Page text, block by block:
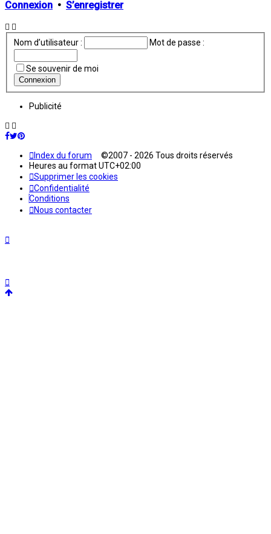
Connexion • S’enregistrer
Nom d’utilisateur : Mot de passe :
Se souvenir de moi
Publicité
Index du forum ©2007 - 2026 Tous droits réservés
Heures au formatUTC+02:00
Supprimer les cookies
Confidentialité
Conditions
Nous contacter